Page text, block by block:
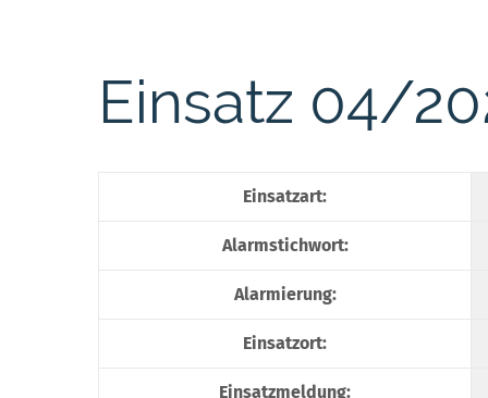
Einsatz 04/
Einsatzart:
Alarmstichwort:
Alarmierung:
Einsatzort:
Einsatzmeldung: